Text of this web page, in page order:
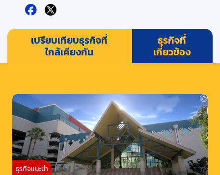
เปรียบเทียบธุรกิจที่
ใกล้เคียงกัน
ธุรกิจที่
เกี่ยวข้อง
ธุรกิจแนะนำ